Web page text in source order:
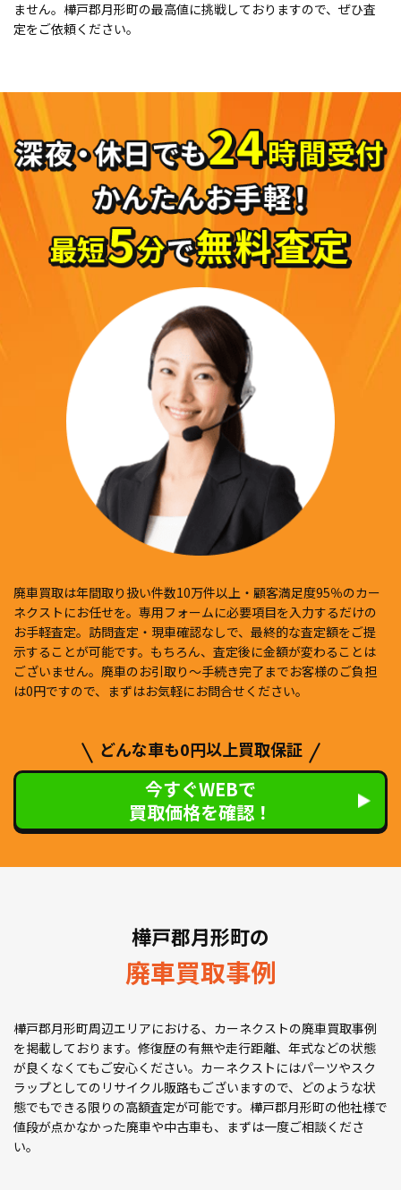
ません。樺戸郡月形町の最高値に挑戦しておりますので、ぜひ査
定をご依頼ください。
廃車買取は年間取り扱い件数10万件以上・顧客満足度95％のカー
ネクストにお任せを。専用フォームに必要項目を入力するだけの
お手軽査定。訪問査定・現車確認なしで、最終的な査定額をご提
示することが可能です。もちろん、査定後に金額が変わることは
ございません。廃車のお引取り〜手続き完了までお客様のご負担
は0円ですので、まずはお気軽にお問合せください。
どんな車も0円以上買取保証
今すぐWEBで
買取価格を確認！
樺戸郡月形町の
廃車買取事例
樺戸郡月形町周辺エリアにおける、カーネクストの廃車買取事例
を掲載しております。修復歴の有無や走行距離、年式などの状態
が良くなくてもご安心ください。カーネクストにはパーツやスク
ラップとしてのリサイクル販路もございますので、どのような状
態でもできる限りの高額査定が可能です。樺戸郡月形町の他社様で
値段が点かなかった廃車や中古車も、まずは一度ご相談くださ
い。